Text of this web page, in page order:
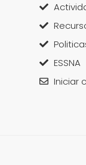
ESSNA
Iniciar